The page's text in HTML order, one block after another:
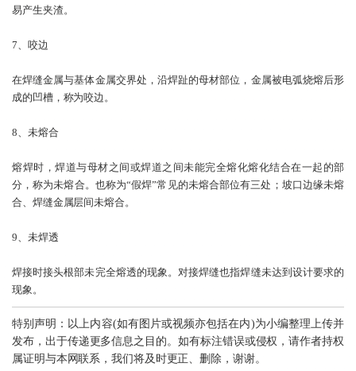
易产生夹渣。
7、咬边
在焊缝金属与基体金属交界处，沿焊趾的母材部位，金属被电弧烧熔后形
成的凹槽，称为咬边。
8、未熔合
熔焊时，焊道与母材之间或焊道之间未能完全熔化熔化结合在一起的部
分，称为未熔合。也称为“假焊”常见的未熔合部位有三处；坡口边缘未熔
合、焊缝金属层间未熔合。
9、未焊透
焊接时接头根部未完全熔透的现象。对接焊缝也指焊缝未达到设计要求的
现象。
特别声明：以上内容(如有图片或视频亦包括在内)为小编整理上传并
发布，出于传递更多信息之目的。如有标注错误或侵权，请作者持权
属证明与本网联系，我们将及时更正、删除，谢谢。